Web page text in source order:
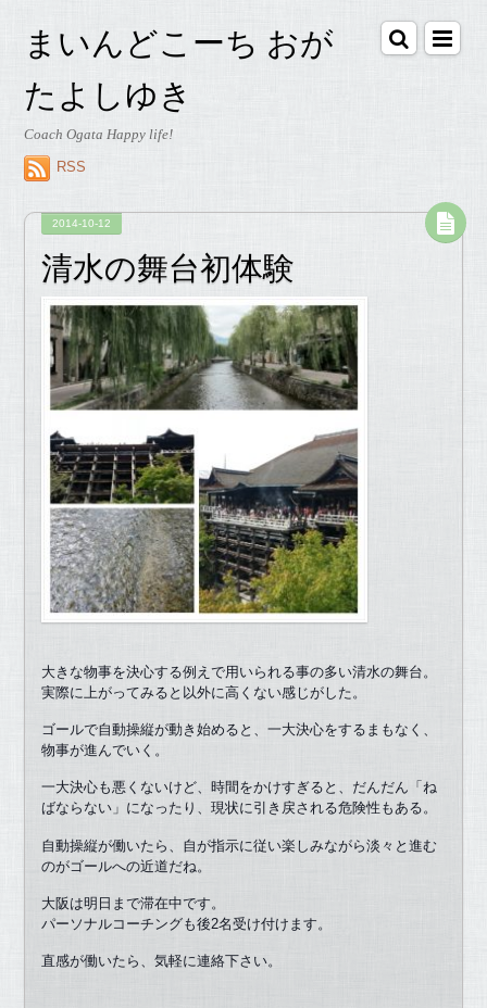
まいんどこーち おが
たよしゆき
Coach Ogata Happy life!
RSS
2014-10-12
清水の舞台初体験
大きな物事を決心する例えで用いられる事の多い清水の舞台。
実際に上がってみると以外に高くない感じがした。
ゴールで自動操縦が動き始めると、一大決心をするまもなく、
物事が進んでいく。
一大決心も悪くないけど、時間をかけすぎると、だんだん「ね
ばならない」になったり、現状に引き戻される危険性もある。
自動操縦が働いたら、自が指示に従い楽しみながら淡々と進む
のがゴールへの近道だね。
大阪は明日まで滞在中です。
パーソナルコーチングも後2名受け付けます。
直感が働いたら、気軽に連絡下さい。